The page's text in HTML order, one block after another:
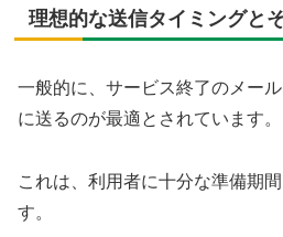
理想的な送信タイミングと
一般的に、サービス終了のメー
に送るのが最適とされています。
これは、利用者に十分な準備期
す。